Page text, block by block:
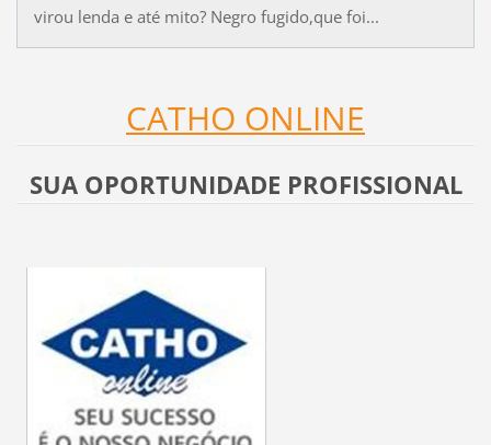
virou lenda e até mito? Negro fugido,que foi...
CATHO ONLINE
SUA OPORTUNIDADE PROFISSIONAL